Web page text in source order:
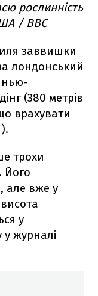
рослинність
/ BBC
заввишки
лондонський
нью-
(380 метрів
врахувати
трохи
Його
але вже у
висота
у
у журналі